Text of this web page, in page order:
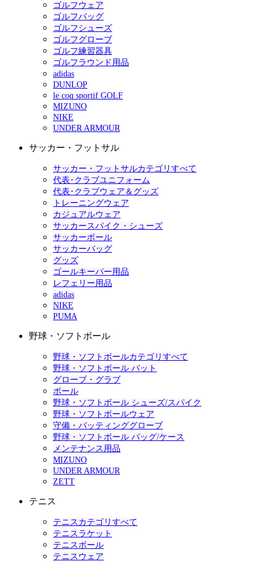
ゴルフウェア
ゴルフバッグ
ゴルフシューズ
ゴルフグローブ
ゴルフ練習器具
ゴルフラウンド用品
adidas
DUNLOP
le coq sportif GOLF
MIZUNO
NIKE
UNDER ARMOUR
サッカー・フットサル
サッカー・フットサルカテゴリすべて
代表･クラブユニフォーム
代表･クラブウェア＆グッズ
トレーニングウェア
カジュアルウェア
サッカースパイク・シューズ
サッカーボール
サッカーバッグ
グッズ
ゴールキーパー用品
レフェリー用品
adidas
NIKE
PUMA
野球・ソフトボール
野球・ソフトボールカテゴリすべて
野球・ソフトボール バット
グローブ・グラブ
ボール
野球・ソフトボール シューズ/スパイク
野球・ソフトボールウェア
守備・バッティンググローブ
野球・ソフトボール バッグ/ケース
メンテナンス用品
MIZUNO
UNDER ARMOUR
ZETT
テニス
テニスカテゴリすべて
テニスラケット
テニスボール
テニスウェア